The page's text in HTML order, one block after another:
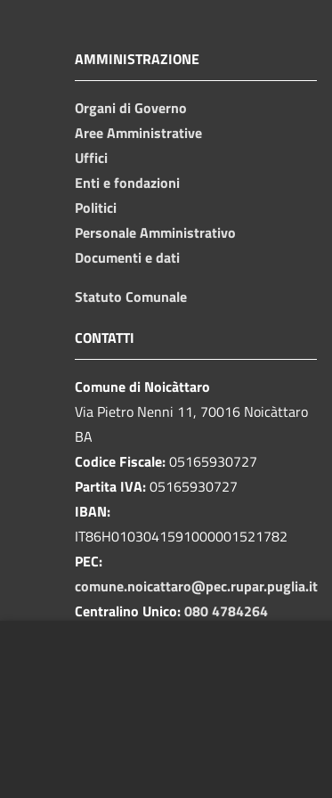
AMMINISTRAZIONE
Organi di Governo
Aree Amministrative
Uffici
Enti e fondazioni
Politici
Personale Amministrativo
Documenti e dati
Statuto Comunale
CONTATTI
Comune di Noicàttaro
Via Pietro Nenni 11, 70016 Noicàttaro
BA
Codice Fiscale:05165930727
Partita IVA:05165930727
IBAN:
IT86H0103041591000001521782
PEC:
comune.noicattaro@pec.rupar.puglia.it
Centralino Unico:080 4784264